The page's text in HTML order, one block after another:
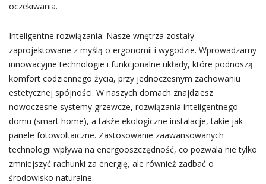
oczekiwania.
Inteligentne rozwiązania: Nasze wnętrza zostały
zaprojektowane z myślą o ergonomii i wygodzie. Wprowadzamy
innowacyjne technologie i funkcjonalne układy, które podnoszą
komfort codziennego życia, przy jednoczesnym zachowaniu
estetycznej spójności. W naszych domach znajdziesz
nowoczesne systemy grzewcze, rozwiązania inteligentnego
domu (smart home), a także ekologiczne instalacje, takie jak
panele fotowoltaiczne. Zastosowanie zaawansowanych
technologii wpływa na energooszczędność, co pozwala nie tylko
zmniejszyć rachunki za energię, ale również zadbać o
środowisko naturalne.